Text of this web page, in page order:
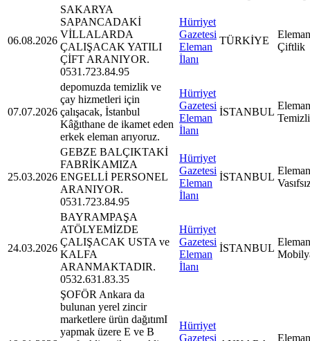
06.08.2026
SAKARYA
SAPANCADAKİ
VİLLALARDA
ÇALIŞACAK YATILI
ÇİFT ARANIYOR.
0531.723.84.95
Hürriyet
Gazetesi
Eleman
İlanı
TÜRKİYE
Çiftlik
07.07.2026
depomuzda temizlik ve
çay hizmetleri için
çalışacak, İstanbul
Kâğıthane de ikamet eden
erkek eleman arıyoruz.
Hürriyet
Gazetesi
Eleman
İlanı
İSTANBUL
25.03.2026
GEBZE BALÇIKTAKİ
FABRİKAMIZA
ENGELLİ PERSONEL
ARANIYOR.
0531.723.84.95
Hürriyet
Gazetesi
Eleman
İlanı
İSTANBUL
24.03.2026
BAYRAMPAŞA
ATÖLYEMİZDE
ÇALIŞACAK USTA ve
KALFA
ARANMAKTADIR.
0532.631.83.35
Hürriyet
Gazetesi
Eleman
İlanı
İSTANBUL
ŞOFÖR Ankara da
bulunan yerel zincir
marketlere ürün dağıtımI
yapmak üzere E ve B
Hürriyet
Gazetesi